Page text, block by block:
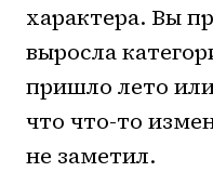
характера. Вы
выросла
пришло лето
что что-то
не заметил.